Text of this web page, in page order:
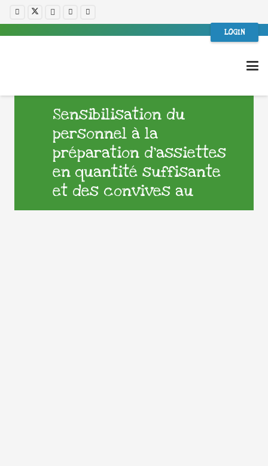
LOGIN
Sensibilisation du
personnel à la
préparation d’assiettes
en quantité suffisante
et des convives au